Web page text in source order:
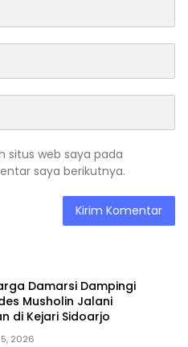
situs web saya pada
saya berikutnya.
Damarsi Dampingi
Musholin Jalani
di Kejari Sidoarjo
2026